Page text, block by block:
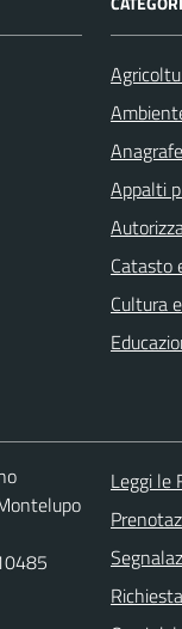
Appalti
Catasto
Cultura
Leggi le